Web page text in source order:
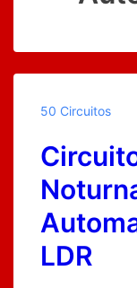
50 Circuitos
LDR